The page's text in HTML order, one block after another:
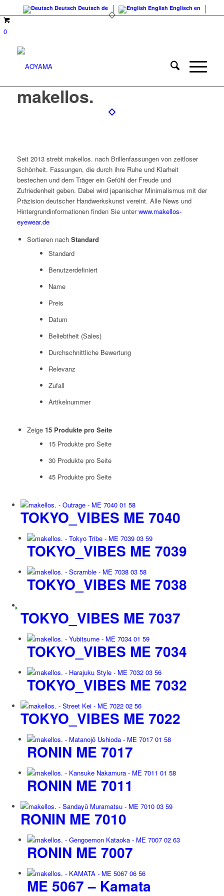
Deutsch Deutsch de English Englisch en
0
makellos.
Seit 2013 strebt makellos. nach Brillenfassungen von zeitloser
Schönheit. Fassungen, die durch ihre Ruhe und Klarheit
bestechen und dem Träger ein Gefühl der Freude und
Zufriedenheit geben. Dabei wird japanischer Minimalismus mit der
Präzision deutscher Handwerkskunst vereint. Alle News und
Hintergrundinformationen finden Sie unterwww.makellos-
eyewear.de
Sortieren nach Standard
Standard
Benutzerdefiniert
Name
Preis
Datum
Beliebtheit (Sales)
Durchschnittliche Bewertung
Relevanz
Zufall
Artikelnummer
Zeige 15 Produkte pro Seite
15 Produkte pro Seite
30 Produkte pro Seite
45 Produkte pro Seite
TOKYO_VIBES ME 7040
TOKYO_VIBES ME 7039
TOKYO_VIBES ME 7038
TOKYO_VIBES ME 7037
TOKYO_VIBES ME 7034
TOKYO_VIBES ME 7032
TOKYO_VIBES ME 7022
RONIN ME 7017
RONIN ME 7011
RONIN ME 7010
RONIN ME 7007
ME 5067 – Kamata